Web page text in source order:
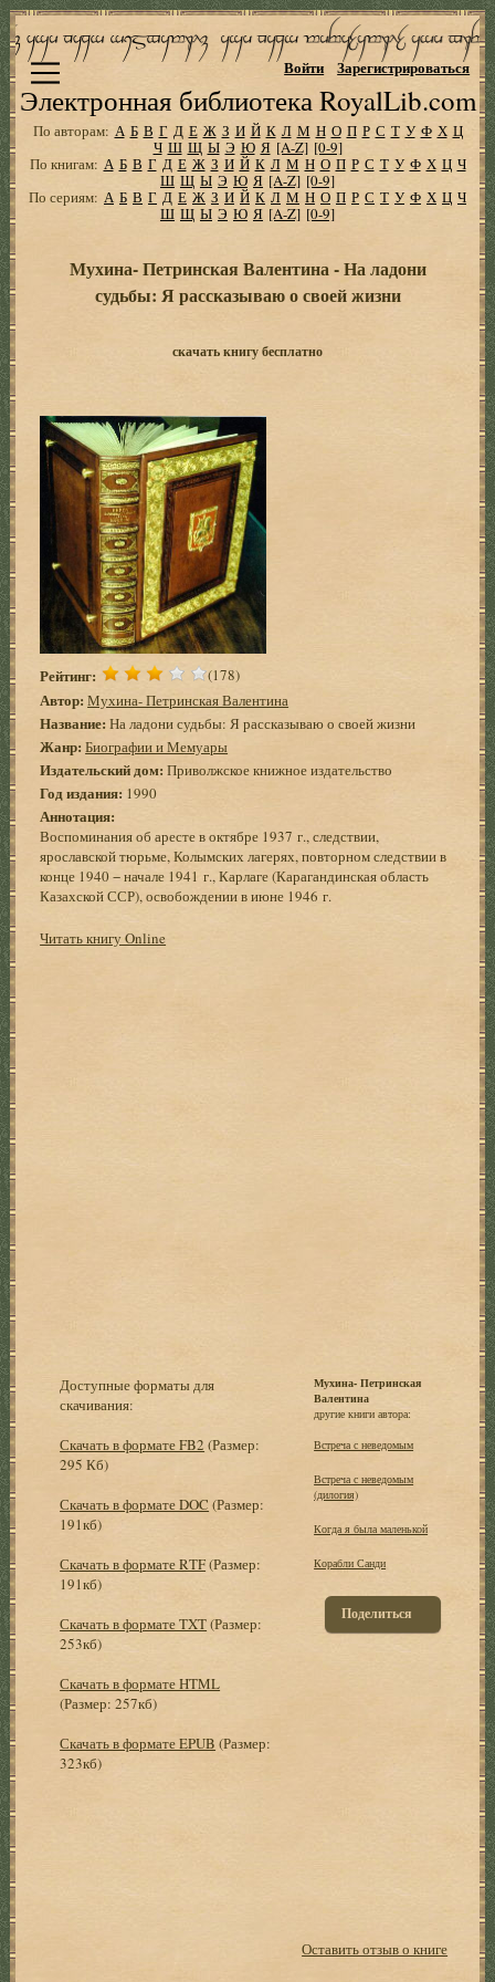
Электронная библиотека RoyalLib.com
Войти Зарегистрироваться
По авторам: А Б В Г Д Е Ж З И Й К Л М Н О П Р С Т У Ф Х Ц
Ч Ш Щ Ы Э Ю Я [A-Z] [0-9]
По книгам: А Б В Г Д Е Ж З И Й К Л М Н О П Р С Т У Ф Х Ц Ч
Ш Щ Ы Э Ю Я [A-Z] [0-9]
По сериям: А Б В Г Д Е Ж З И Й К Л М Н О П Р С Т У Ф Х Ц Ч
Ш Щ Ы Э Ю Я [A-Z] [0-9]
Мухина- Петринская Валентина - На ладони
судьбы: Я рассказываю о своей жизни
скачать книгу бесплатно
Рейтинг: (178)
Автор: Мухина- Петринская Валентина
Название: На ладони судьбы: Я рассказываю о своей жизни
Жанр: Биографии и Мемуары
Издательский дом: Приволжское книжное издательство
Год издания: 1990
Аннотация:
Воспоминания об аресте в октябре 1937 г., следствии,
ярославской тюрьме, Колымских лагерях, повторном следствии в
конце 1940 − начале 1941 г., Карлаге (Карагандинская область
Казахской ССР), освобождении в июне 1946 г.
Читать книгу Online
Доступные форматы для
скачивания:
Скачать в формате FB2 (Размер:
295 Кб)
Скачать в формате DOC (Размер:
191кб)
Скачать в формате RTF(Размер:
191кб)
Скачать в формате TXT(Размер:
253кб)
Скачать в формате HTML
(Размер: 257кб)
Скачать в формате EPUB (Размер:
323кб)
Мухина- Петринская
Валентина
другие книги автора:
Встреча с неведомым
Встреча с неведомым
(дилогия)
Когда я была маленькой
Корабли Санди
Поделиться
Оставить отзыв о книге